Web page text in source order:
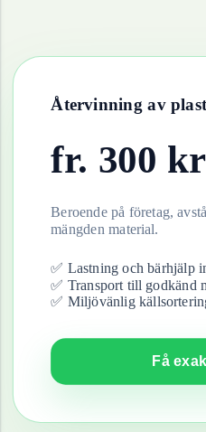
Återvinning av
fr. 300 kr
Beroende på företag,
mängden material.
✅ Lastning och bärhjälp
✅ Transport till godkänd
✅ Miljövänlig
Få